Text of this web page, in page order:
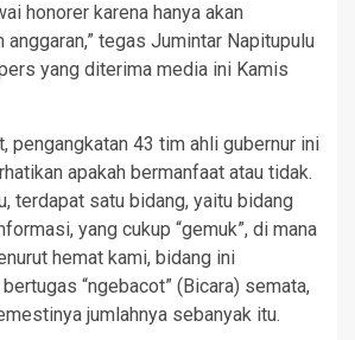
honorer karena hanya akan
anggaran,” tegas Jumintar Napitupulu
yang diterima media ini Kamis
pengangkatan 43 tim ahli gubernur ini
apakah bermanfaat atau tidak.
terdapat satu bidang, yaitu bidang
yang cukup “gemuk”, di mana
hemat kami, bidang ini
“ngebacot” (Bicara) semata,
jumlahnya sebanyak itu.